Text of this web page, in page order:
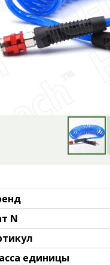
N
единицы